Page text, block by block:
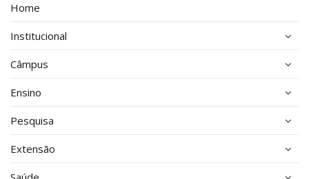
Home
Institucional
Câmpus
Ensino
Pesquisa
Extensão